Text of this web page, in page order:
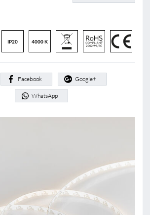
IP20 4000 K
Facebook Google+
WhatsApp